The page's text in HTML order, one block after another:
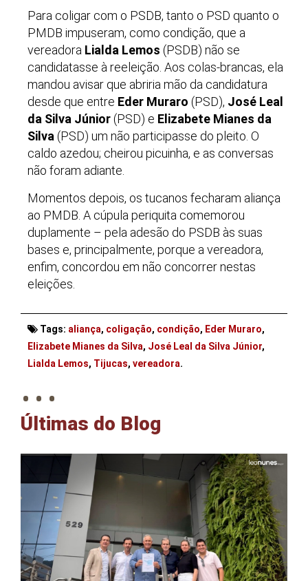
Para coligar com o PSDB, tanto o PSD quanto o
PMDB impuseram, como condição, que a
vereadora Lialda Lemos (PSDB) não se
candidatasse à reeleição. Aos colas-brancas, ela
mandou avisar que abriria mão da candidatura
desde que entre Eder Muraro (PSD), José Leal
da Silva Júnior (PSD) e Elizabete Mianes da
Silva (PSD) um não participasse do pleito. O
caldo azedou; cheirou picuinha, e as conversas
não foram adiante.
Momentos depois, os tucanos fecharam aliança
ao PMDB. A cúpula periquita comemorou
duplamente – pela adesão do PSDB às suas
bases e, principalmente, porque a vereadora,
enfim, concordou em não concorrer nestas
eleições.
Tags: aliança, coligação, condição, Eder Muraro,
Elizabete Mianes da Silva, José Leal da Silva Júnior,
Lialda Lemos, Tijucas, vereadora.
. . .
Últimas do Blog